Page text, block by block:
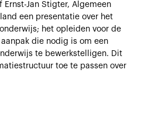
Jan Stigter, Algemeen
een presentatie over het
het opleiden voor de
die nodig is om een
te bewerkstelligen. Dit
toe te passen over